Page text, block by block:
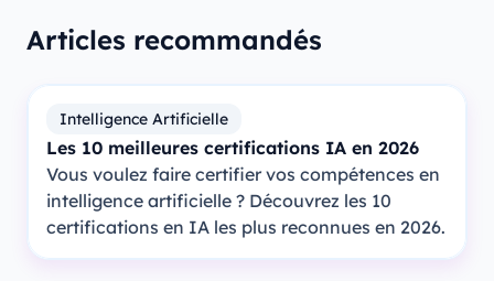
Articles recommandés
Intelligence Artificielle
Les 10 meilleures certifications IA en 2026
Vous voulez faire certifier vos compétences en
intelligence artificielle ? Découvrez les 10
certifications en IA les plus reconnues en 2026.